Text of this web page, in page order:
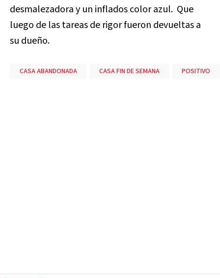
desmalezadora y un inflados color azul. Que
luego de las tareas de rigor fueron devueltas a
su dueño.
CASA ABANDONADA CASA FIN DE SEMANA POSITIVO